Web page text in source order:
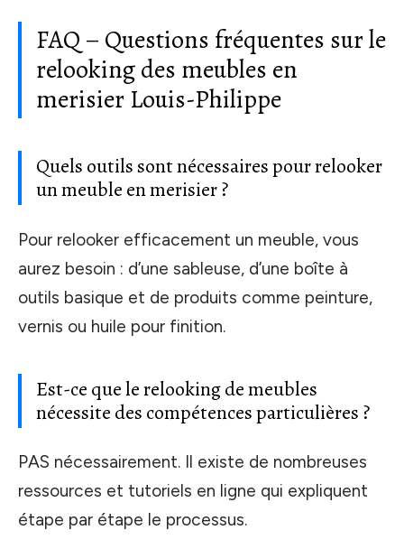
FAQ – Questions fréquentes sur le
relooking des meubles en
merisier Louis-Philippe
Quels outils sont nécessaires pour relooker
un meuble en merisier ?
Pour relooker efficacement un meuble, vous
aurez besoin : d’une sableuse, d’une boîte à
outils basique et de produits comme peinture,
vernis ou huile pour finition.
Est-ce que le relooking de meubles
nécessite des compétences particulières ?
PAS nécessairement. Il existe de nombreuses
ressources et tutoriels en ligne qui expliquent
étape par étape le processus.